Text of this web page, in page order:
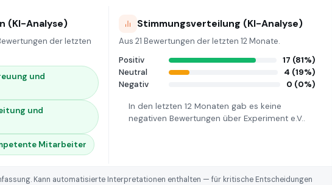
(KI-Analyse)
der letzten
und
und
Mitarbeiter
Stimmungsverteilung (KI-Analyse)
Aus 21 Bewertungen der letzten 12 Monate.
Positiv
17 (81%)
Neutral
4 (19%)
Negativ
0 (0%)
In den letzten 12 Monaten gab es keine
negativen Bewertungen über Experiment e.V..
Kann automatisierte Interpretationen enthalten — für kritische Entscheidungen